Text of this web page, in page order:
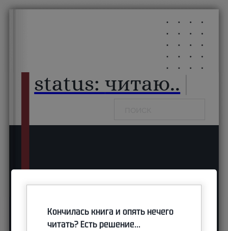
Перейти к основному содержанию
Перейти к нижнему колонтитулу
status:читаю...
ЯнтарногоКончилась книга и опять нечего
читать? Есть решение...